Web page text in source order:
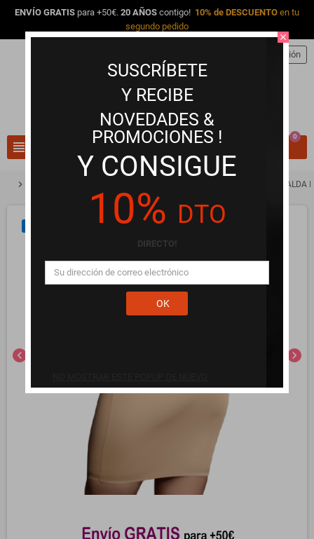
ENVÍO GRATIS para +50€. 20 AÑOS contigo! 10% de DESCUENTO en tu
segundo pedido
view_headline
Iniciar sesión
0
chevron_right BYE BRA FALDA
chevron_left chevron_right
close
SUSCRÍBETE
Y RECIBE
NOVEDADES &
PROMOCIONES !
Y CONSIGUE
10% DTO
DIRECTO!
OK